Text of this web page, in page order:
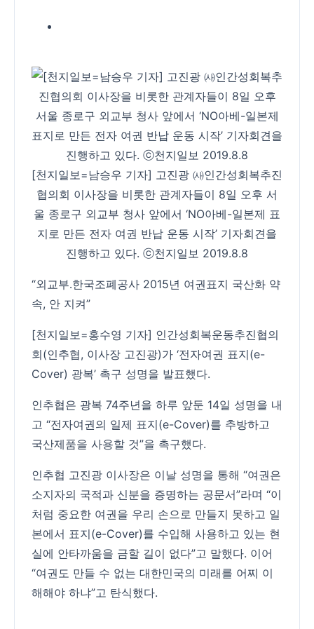
[천지일보=남승우 기자] 고진광 ㈔인간성회복추진
협의회 이사장을 비롯한 관계자들이 8일 오후 서
울 종로구 외교부 청사 앞에서 ‘NO아베-일본제 표
지로 만든 전자 여권 반납 운동 시작’ 기자회견을
진행하고 있다. ⓒ천지일보 2019.8.8
“외교부․한국조폐공사 2015년 여권표지 국산화 약
속, 안 지켜”
[천지일보=홍수영 기자] 인간성회복운동추진협의
회(인추협, 이사장 고진광)가 ‘전자여권 표지(e-
Cover) 광복’ 촉구 성명을 발표했다.
인추협은 광복 74주년을 하루 앞둔 14일 성명을 내
고 “전자여권의 일제 표지(e-Cover)를 추방하고
국산제품을 사용할 것”을 촉구했다.
인추협 고진광 이사장은 이날 성명을 통해 “여권은
소지자의 국적과 신분을 증명하는 공문서”라며 “이
처럼 중요한 여권을 우리 손으로 만들지 못하고 일
본에서 표지(e-Cover)를 수입해 사용하고 있는 현
실에 안타까움을 금할 길이 없다”고 말했다. 이어
“여권도 만들 수 없는 대한민국의 미래를 어찌 이
해해야 하냐”고 탄식했다.